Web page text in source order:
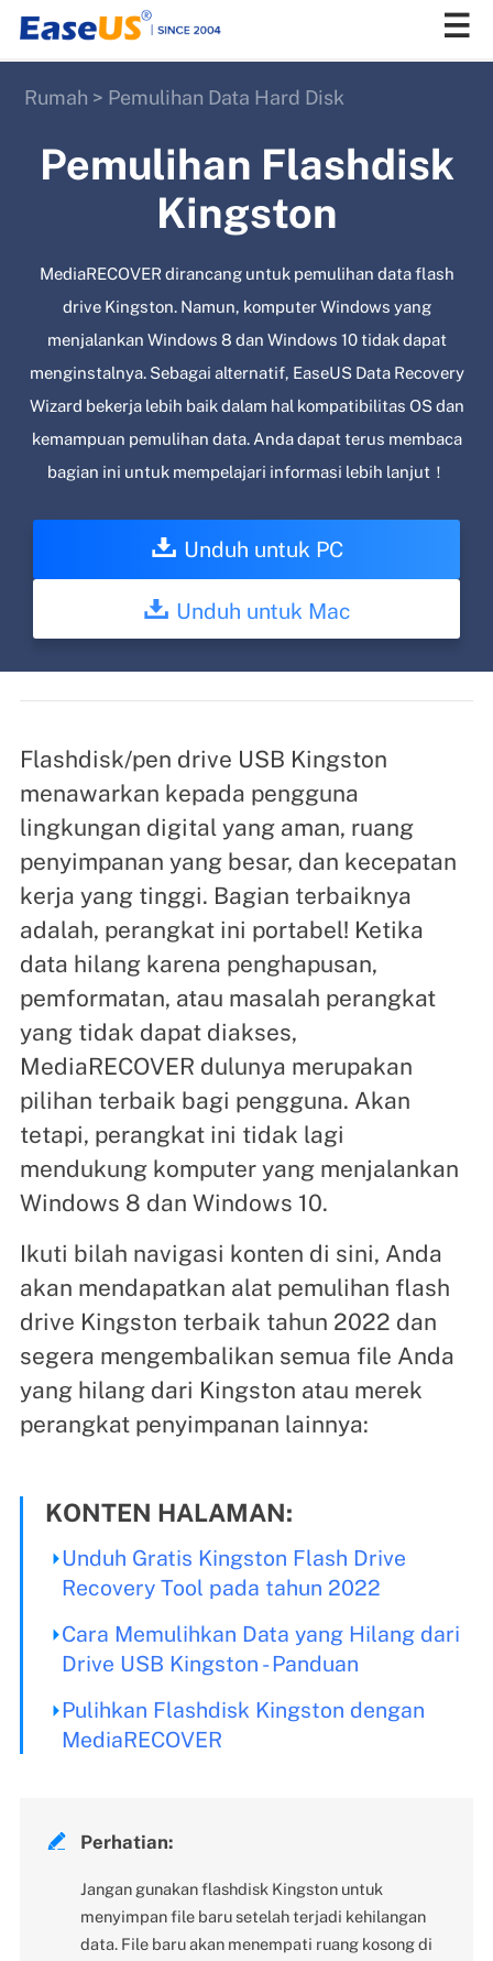
Rumah > Pemulihan Data Hard Disk
Pemulihan Flashdisk
Kingston
MediaRECOVER dirancang untuk pemulihan data flash
drive Kingston. Namun, komputer Windows yang
menjalankan Windows 8 dan Windows 10 tidak dapat
menginstalnya. Sebagai alternatif, EaseUS Data Recovery
Wizard bekerja lebih baik dalam hal kompatibilitas OS dan
kemampuan pemulihan data. Anda dapat terus membaca
bagian ini untuk mempelajari informasi lebih lanjut！
Unduh untuk PC
Unduh untuk Mac
Flashdisk/pen drive USB Kingston
menawarkan kepada pengguna
lingkungan digital yang aman, ruang
penyimpanan yang besar, dan kecepatan
kerja yang tinggi. Bagian terbaiknya
adalah, perangkat ini portabel! Ketika
data hilang karena penghapusan,
pemformatan, atau masalah perangkat
yang tidak dapat diakses,
MediaRECOVER dulunya merupakan
pilihan terbaik bagi pengguna. Akan
tetapi, perangkat ini tidak lagi
mendukung komputer yang menjalankan
Windows 8 dan Windows 10.
Ikuti bilah navigasi konten di sini, Anda
akan mendapatkan alat pemulihan flash
drive Kingston terbaik tahun 2022 dan
segera mengembalikan semua file Anda
yang hilang dari Kingston atau merek
perangkat penyimpanan lainnya:
KONTEN HALAMAN:
Unduh Gratis Kingston Flash Drive
Recovery Tool pada tahun 2022
Cara Memulihkan Data yang Hilang dari
Drive USB Kingston - Panduan
Pulihkan Flashdisk Kingston dengan
MediaRECOVER
 Perhatian:
Jangan gunakan flashdisk Kingston untuk
menyimpan file baru setelah terjadi kehilangan
data. File baru akan menempati ruang kosong di